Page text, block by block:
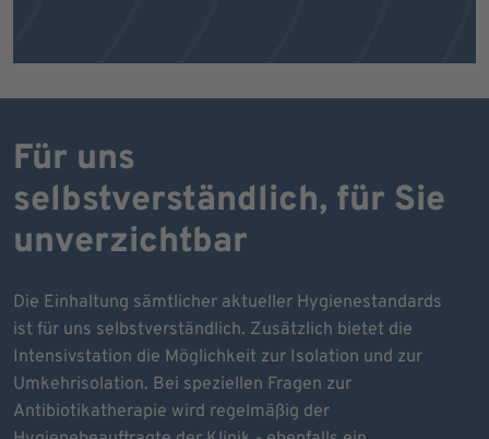
Für uns
selbstverständlich, für Sie
unverzichtbar
Die Einhaltung sämtlicher aktueller Hygienestandards
ist für uns selbstverständlich. Zusätzlich bietet die
Intensivstation die Möglichkeit zur Isolation und zur
Umkehrisolation. Bei speziellen Fragen zur
Antibiotikatherapie wird regelmäßig der